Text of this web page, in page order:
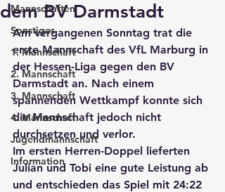
Mannschaften
Sonstiges
1. Mannschaft
2. Mannschaft
3. Mannschaft
4. Mannschaft
Jugendmannschaft
Information
dem BV Darmstadt
Am vergangenen Sonntag trat die
erste Mannschaft des VfL Marburg in
der Hessen-Liga gegen den BV
Darmstadt an. Nach einem
spannenden Wettkampf konnte sich
die Mannschaft jedoch nicht
durchsetzen und verlor.
Im ersten Herren-Doppel lieferten
Julian und Tobi eine gute Leistung ab
und entschieden das Spiel mit 24:22